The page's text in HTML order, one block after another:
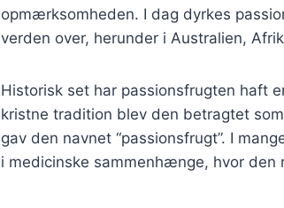
opmærksomheden. I dag dyrkes
verden over, herunder i Australien,
Historisk set har passionsfrugten haft
kristne tradition blev den betragtet
gav den navnet “passionsfrugt”. I
i medicinske sammenhænge, hvor den